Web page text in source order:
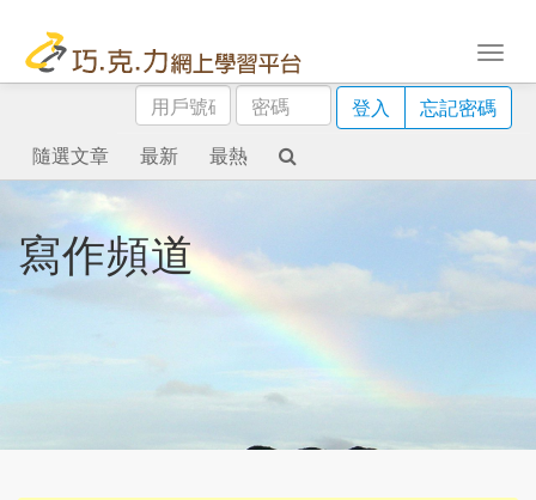
用
戶
號
碼
密
碼
登入
忘記密碼
隨選文章
最新 最熱
寫作頻道